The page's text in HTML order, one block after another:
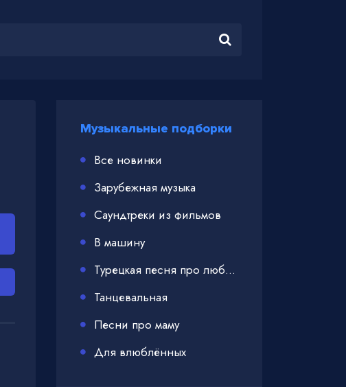
Музыкальные подборки
Все новинки
Зарубежная музыка
Саундтреки из фильмов
В машину
Турецкая песня про любовь
Танцевальная
Песни про маму
Для влюблённых